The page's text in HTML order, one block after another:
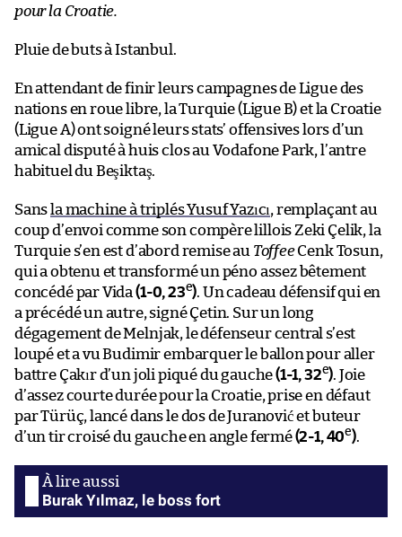
pour la Croatie.
Pluie de buts à Istanbul.
En attendant de finir leurs campagnes de Ligue des
nations en roue libre, la Turquie (Ligue B) et la Croatie
(Ligue A) ont soigné leurs stats’ offensives lors d’un
amical disputé à huis clos au Vodafone Park, l’antre
habituel du Beşiktaş.
Sans la machine à triplés Yusuf Yazıcı, remplaçant au
coup d’envoi comme son compère lillois Zeki Çelik, la
Turquie s’en est d’abord remise au ToffeeCenk Tosun,
qui a obtenu et transformé un péno assez bêtement
concédé par Vida (1-0, 23e). Un cadeau défensif qui en
a précédé un autre, signé Çetin. Sur un long
dégagement de Melnjak, le défenseur central s’est
loupé et a vu Budimir embarquer le ballon pour aller
battre Çakır d’un joli piqué du gauche(1-1, 32e). Joie
d’assez courte durée pour la Croatie, prise en défaut
par Türüç, lancé dans le dos de Juranović et buteur
d’un tir croisé du gauche en angle fermé(2-1, 40e).
Burak Yılmaz, le boss fort